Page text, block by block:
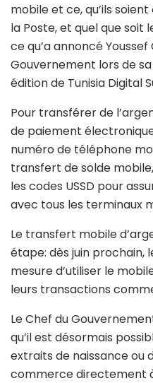
mobile et ce, qu’ils
la Poste, et quel que soit
ce qu’a annoncé
Gouvernement lors de
édition de Tunisia Digital
Pour transférer de
de paiement
numéro de téléphone
transfert de solde
les codes USSD pour
avec tous les terminaux
Le transfert mobile
étape: dès juin prochain,
mesure d’utiliser le
leurs transactions
Le Chef du
qu’il est désormais
extraits de naissance ou
commerce directement